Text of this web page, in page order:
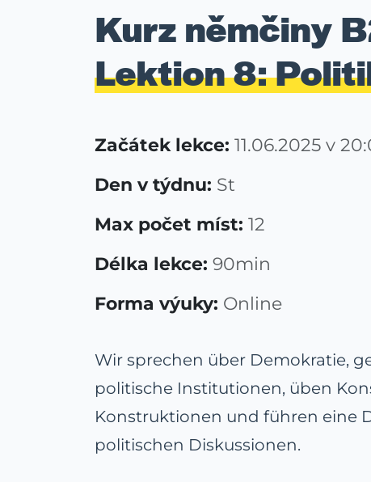
Kurz němčiny
Lektion 8:
Začátek lekce: 11.06.2025 v
Den v týdnu: St
Max počet míst: 12
Délka lekce: 90min
Forma výuky: Online
Wir sprechen über Demokratie,
politische Institutionen, üben
Konstruktionen und führen eine
politischen Diskussionen.